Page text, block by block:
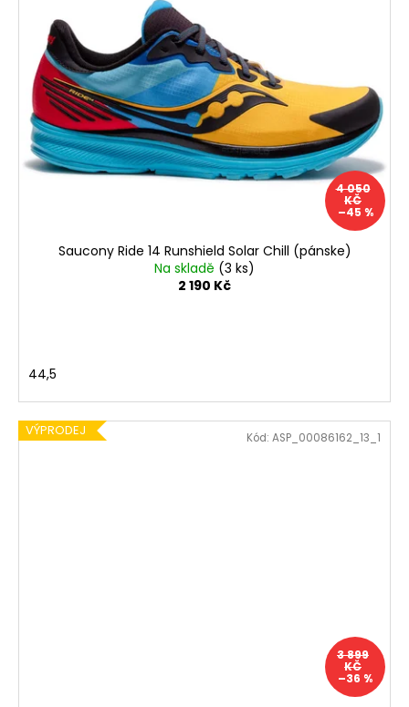
4 050
KČ
–45 %
Saucony Ride 14 Runshield Solar Chill (pánske)
Na skladě (3 ks)
2 190 Kč
44,5
VÝPRODEJ
3 899
KČ
–36 %
Kód: ASP_00086162_13_1